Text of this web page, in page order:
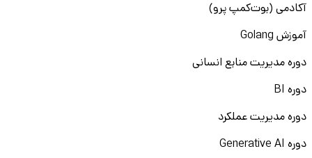
آکادمی (بوت‌کمپ پرو)
آموزش Golang
دوره مدیریت منابع انسانی
دوره BI
دوره مدیریت عملکرد
دوره Generative AI